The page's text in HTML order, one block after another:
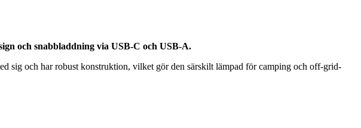
och snabbladdning via USB-C och USB-A.
sig och har robust konstruktion, vilket gör den särskilt lämpad för camping och off-grid-